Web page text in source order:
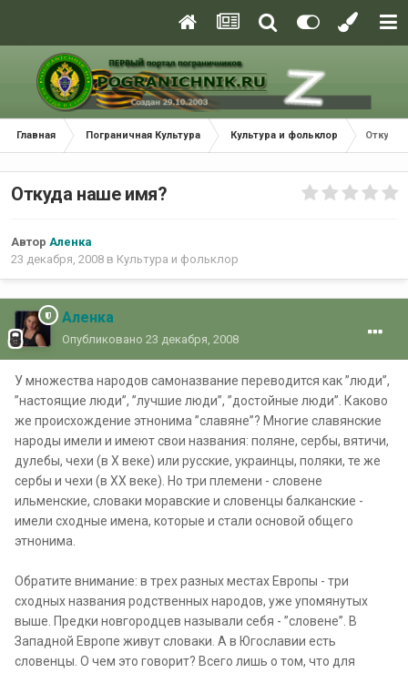
Главная Пограничная Культура Культура и фольклор Откуда
Откуда наше имя?
Автор Аленка
23 декабря, 2008 в Культура и фольклор
Аленка
Опубликовано 23 декабря, 2008
У множества народов самоназвание переводится как ”люди”,
”настоящие люди”, ”лучшие люди”, ”достойные люди”. Каково
же происхождение этнонима ”славяне”? Многие славянские
народы имели и имеют свои названия: поляне, сербы, вятичи,
дулебы, чехи (в Х веке) или русские, украинцы, поляки, те же
сербы и чехи (в XX веке). Но три племени - словене
ильменские, словаки моравские и словенцы балканские -
имели сходные имена, которые и стали основой общего
этнонима.
Обратите внимание: в трех разных местах Европы - три
сходных названия родственных народов, уже упомянутых
выше. Предки новгородцев называли себя - ”словене”. В
Западной Европе живут словаки. А в Югославии есть
словенцы. О чем это говорит? Всего лишь о том, что для